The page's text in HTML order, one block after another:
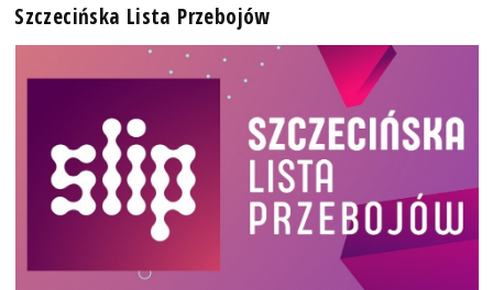
Szczecińska Lista Przebojów